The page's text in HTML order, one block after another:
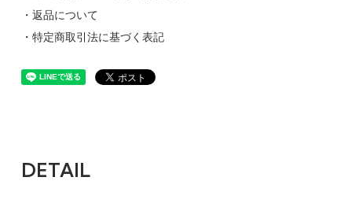
・返品について
・特定商取引法に基づく表記
DETAIL